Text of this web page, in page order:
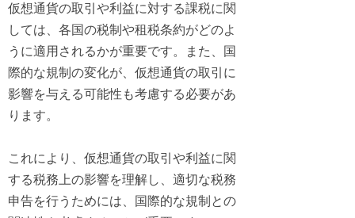
仮想通貨の取引や利益に対する課税に関
しては、各国の税制や租税条約がどのよ
うに適用されるかが重要です。また、国
際的な規制の変化が、仮想通貨の取引に
影響を与える可能性も考慮する必要があ
ります。
これにより、仮想通貨の取引や利益に関
する税務上の影響を理解し、適切な税務
申告を行うためには、国際的な規制との